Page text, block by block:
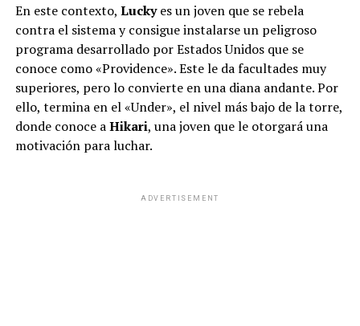
No todos los que se acercan al santuario llegan con un
una tradición familiar y que este año decidió acercarse
En este contexto, Luckyes un joven que se rebela
contra el sistema y consigue instalarse un peligroso
programa desarrollado por Estados Unidos que se
conoce como «Providence». Este le da facultades muy
superiores, pero lo convierte en una diana andante. Por
ello, termina en el «Under», el nivel más bajo de la torre,
donde conoce aHikari, una joven que le otorgará una
motivación para luchar.
ADVERTISEMENT